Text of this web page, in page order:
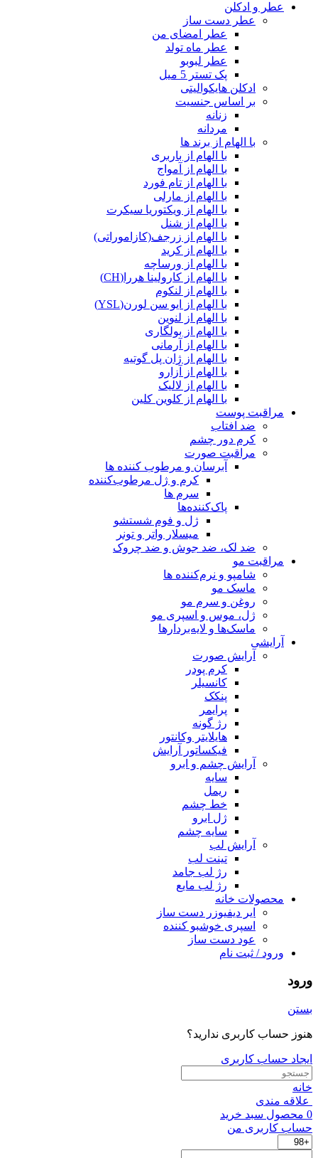
عطر و ادکلن
عطر دست ساز
عطر امضای من
عطر ماه تولد
عطر لبوبو
پک تستر 5 میل
ادکلن هایکوالیتی
بر اساس جنسیت
زنانه
مردانه
با الهام از برند ها
با الهام از باربری
با الهام از آمواج
با الهام از تام فورد
با الهام از مارلی
با الهام از ویکتوریا سیکرت
با الهام از شنل
با الهام از زرجف(کازاموراتی)
با الهام از کرید
با الهام از ورساچه
با الهام از کارولینا هررا(CH)
با الهام از لنکوم
با الهام از ایو سن لورن(YSL)
با الهام از لنوین
با الهام از بولگاری
با الهام از آرمانی
با الهام از ژان پل گوتیه
با الهام از آزارو
با الهام از لالیک
با الهام از کلوین کلین
مراقبت پوست
ضد افتاب
کرم دور چشم
مراقبت صورت
آبرسان و مرطوب کننده ها
کرم و ژل مرطوب‌کننده
سرم ها
پاک‌کننده‌ها
ژل و فوم شستشو
میسلار واتر و تونر
ضد لک، ضد جوش و ضد چروک
مراقبت مو
شامپو و نرم‌کننده ها
ماسک مو
روغن و سرم مو
ژل، موس و اسپری مو
ماسک‌ها و لایه‌بردارها
آرایشی
آرایش صورت
کرم پودر
کانسیلر
پنکک
پرایمر
رژ گونه
هایلایتر وکانتور
فیکساتور آرایش
آرایش چشم و ابرو
سایه
ریمل
خط چشم
ژل ابرو
سایه چشم
آرایش لب
تینت لب
رژ لب جامد
رژ لب مایع
محصولات خانه
ایر دیفیوزر دست ساز
اسپری خوشبو کننده
عود دست ساز
ورود / ثبت نام
ورود
بستن
هنوز حساب کاربری ندارید؟
ایجاد حساب کاربری
خانه
علاقه مندی
0 محصول سبد خرید
حساب کاربری من